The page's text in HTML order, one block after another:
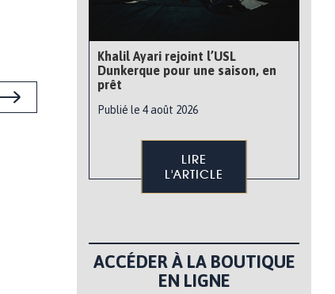
Khalil Ayari rejoint l’USL
Dunkerque pour une saison, en
prêt
Publié le 4 août 2026
LIRE
L'ARTICLE
ACCÉDER À LA BOUTIQUE
EN LIGNE